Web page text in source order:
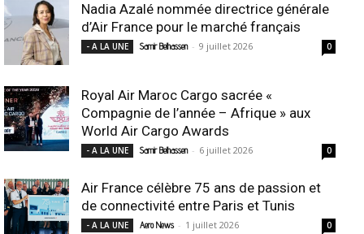
Nadia Azalé nommée directrice générale
d’Air France pour le marché français
- A LA UNE Samir Belhassen - 9 juillet 2026 0
Royal Air Maroc Cargo sacrée «
Compagnie de l’année – Afrique » aux
World Air Cargo Awards
- A LA UNE Samir Belhassen - 6 juillet 2026 0
Air France célèbre 75 ans de passion et
de connectivité entre Paris et Tunis
- A LA UNE Aero News - 1 juillet 2026 0